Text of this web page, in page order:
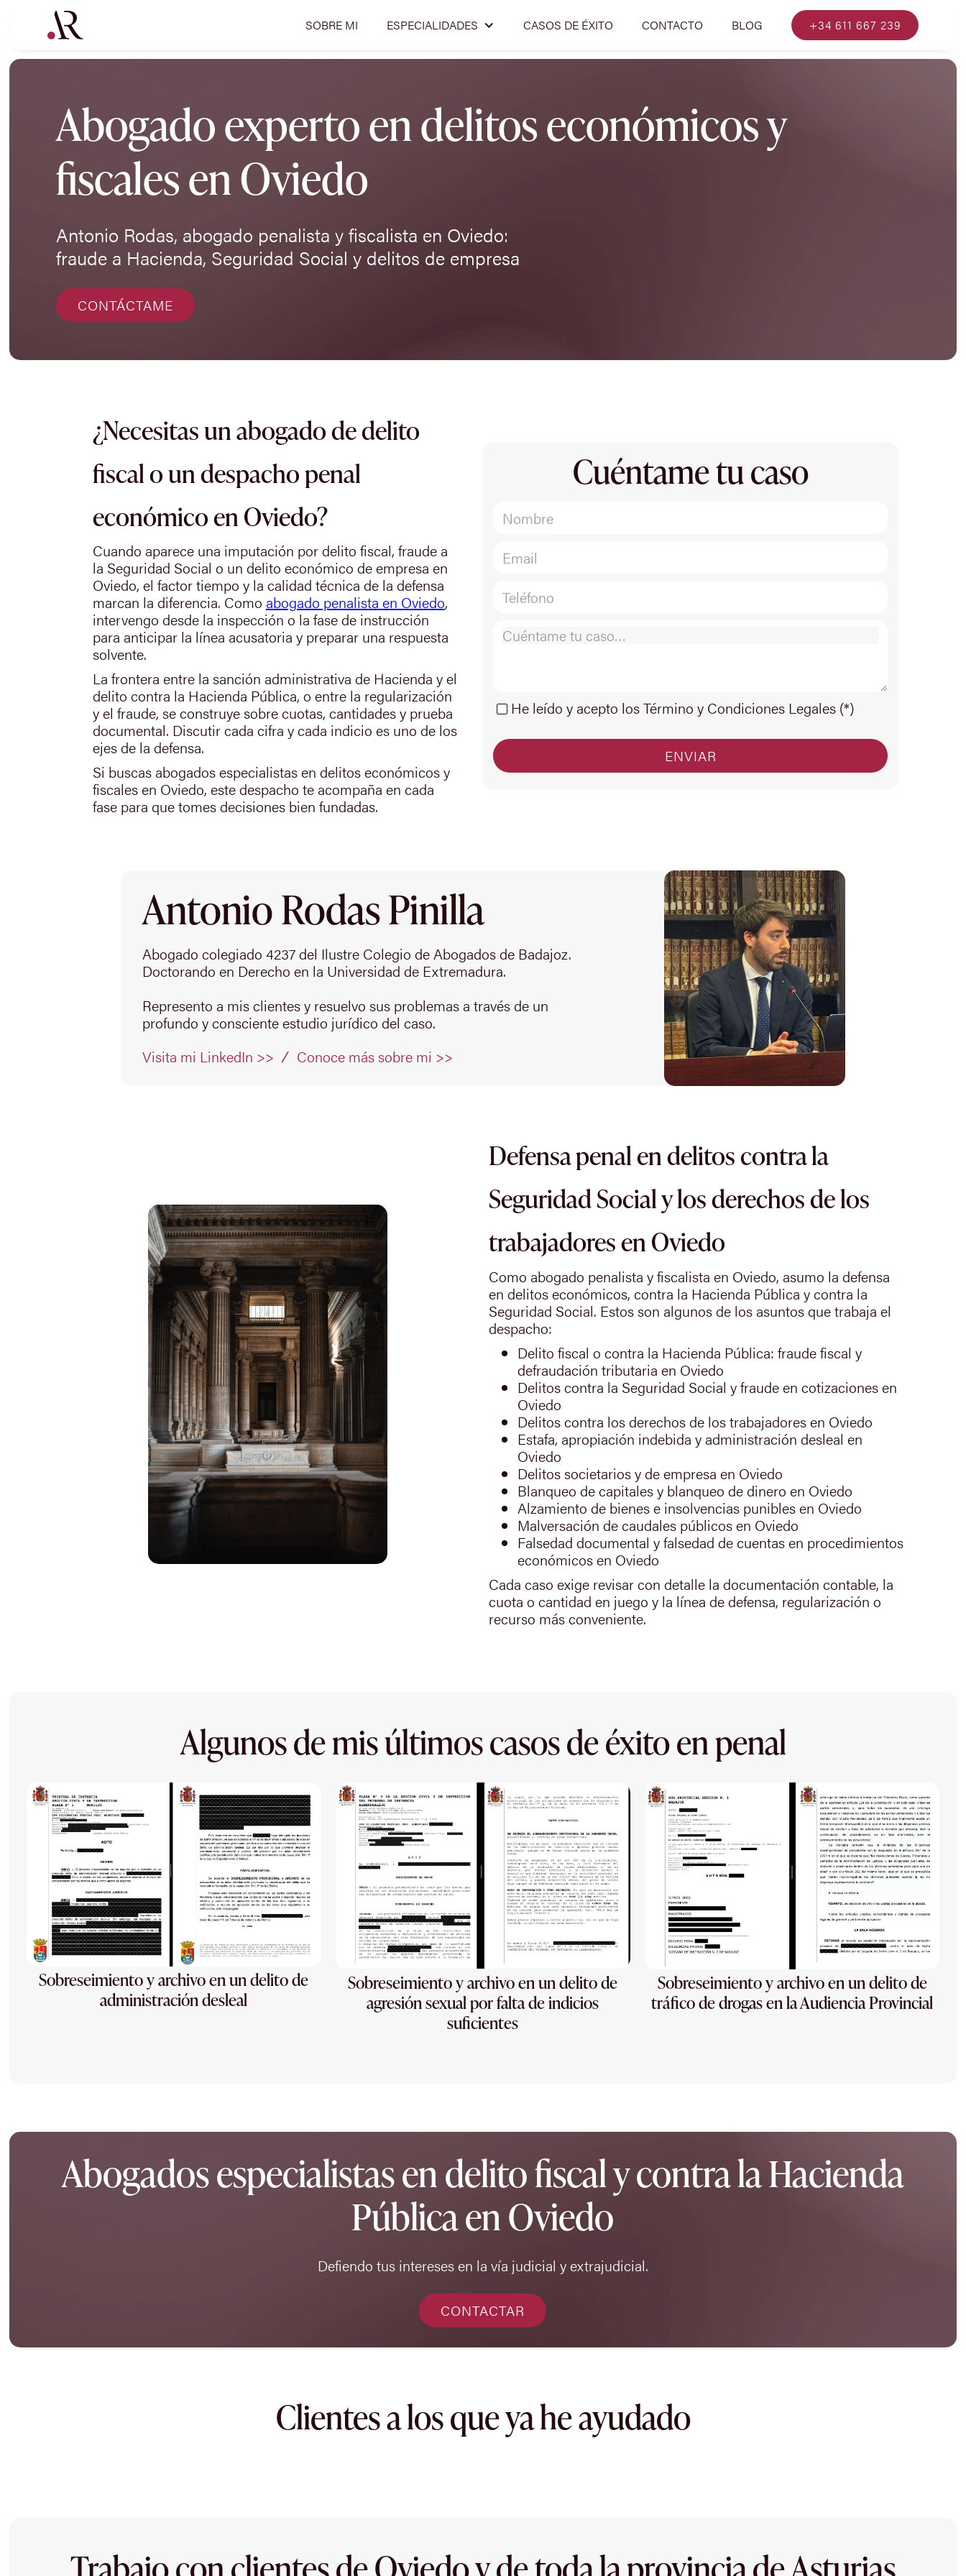
SOBRE MI ESPECIALIDADES CASOS DE ÉXITO CONTACTO BLOG +34 611 667 239
Abogado experto en delitos económicos y
fiscales en Oviedo
Antonio Rodas, abogado penalista y fiscalista en Oviedo:
fraude a Hacienda, Seguridad Social y delitos de empresa
CONTÁCTAME
¿Necesitas un abogado de delito
fiscal o un despacho penal
económico en Oviedo?
Cuando aparece una imputación por delito fiscal, fraude a
la Seguridad Social o un delito económico de empresa en
Oviedo, el factor tiempo y la calidad técnica de la defensa
marcan la diferencia. Como abogado penalista en Oviedo,
intervengo desde la inspección o la fase de instrucción
para anticipar la línea acusatoria y preparar una respuesta
solvente.
La frontera entre la sanción administrativa de Hacienda y el
delito contra la Hacienda Pública, o entre la regularización
y el fraude, se construye sobre cuotas, cantidades y prueba
documental. Discutir cada cifra y cada indicio es uno de los
ejes de la defensa.
Si buscas abogados especialistas en delitos económicos y
fiscales en Oviedo, este despacho te acompaña en cada
fase para que tomes decisiones bien fundadas.
Cuéntame tu caso
He leído y acepto los Término y Condiciones Legales (*)
Antonio Rodas Pinilla
Abogado colegiado 4237 del Ilustre Colegio de Abogados de Badajoz.
Doctorando en Derecho en la Universidad de Extremadura.
Represento a mis clientes y resuelvo sus problemas a través de un
profundo y consciente estudio jurídico del caso.
Visita mi LinkedIn >>
Conoce más sobre mi >>
Defensa penal en delitos contra la
Seguridad Social y los derechos de los
trabajadores en Oviedo
Como abogado penalista y fiscalista en Oviedo, asumo la defensa
en delitos económicos, contra la Hacienda Pública y contra la
Seguridad Social. Estos son algunos de los asuntos que trabaja el
despacho:
Delito fiscal o contra la Hacienda Pública: fraude fiscal y
defraudación tributaria en Oviedo
Delitos contra la Seguridad Social y fraude en cotizaciones en
Oviedo
Delitos contra los derechos de los trabajadores en Oviedo
Estafa, apropiación indebida y administración desleal en
Oviedo
Delitos societarios y de empresa en Oviedo
Blanqueo de capitales y blanqueo de dinero en Oviedo
Alzamiento de bienes e insolvencias punibles en Oviedo
Malversación de caudales públicos en Oviedo
Falsedad documental y falsedad de cuentas en procedimientos
económicos en Oviedo
Cada caso exige revisar con detalle la documentación contable, la
cuota o cantidad en juego y la línea de defensa, regularización o
recurso más conveniente.
Algunos de mis últimos casos de éxito en penal
Sobreseimiento y archivo en un delito de
administración desleal
Sobreseimiento y archivo en un delito de
agresión sexual por falta de indicios
suficientes
Sobreseimiento y archivo en un delito de
tráfico de drogas en la Audiencia Provincial
Abogados especialistas en delito fiscal y contra la Hacienda
Pública en Oviedo
Defiendo tus intereses en la vía judicial y extrajudicial.
CONTACTAR
Clientes a los que ya he ayudado